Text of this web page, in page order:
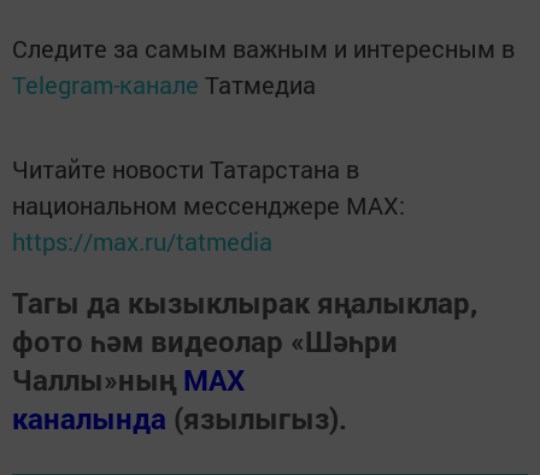
Следите за самым важным и интересным в
Telegram-канале Татмедиа
Читайте новости Татарстана в
национальном мессенджере MАХ:
https://max.ru/tatmedia
Тагы да кызыклырак яңалыклар,
фото һәм видеолар «Шәһри
Чаллы»ның MAX
каналында (язылыгыз).